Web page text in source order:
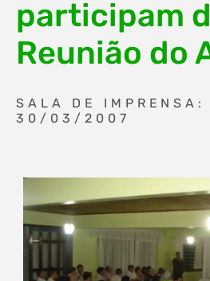
participam
Reunião do
SALA DE IMPRENSA:
30/03/2007